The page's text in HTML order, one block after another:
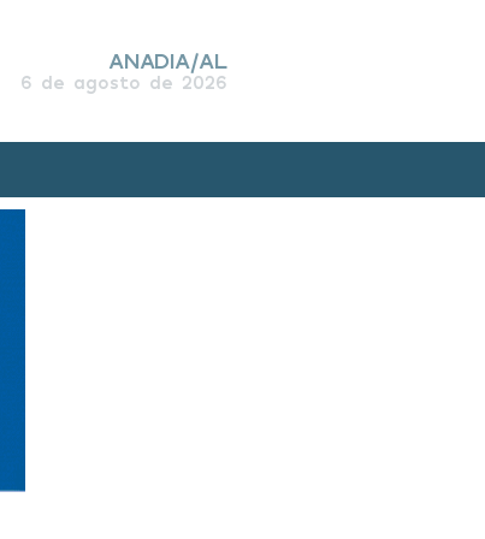
ANADIA/AL
6 de agosto de 2026